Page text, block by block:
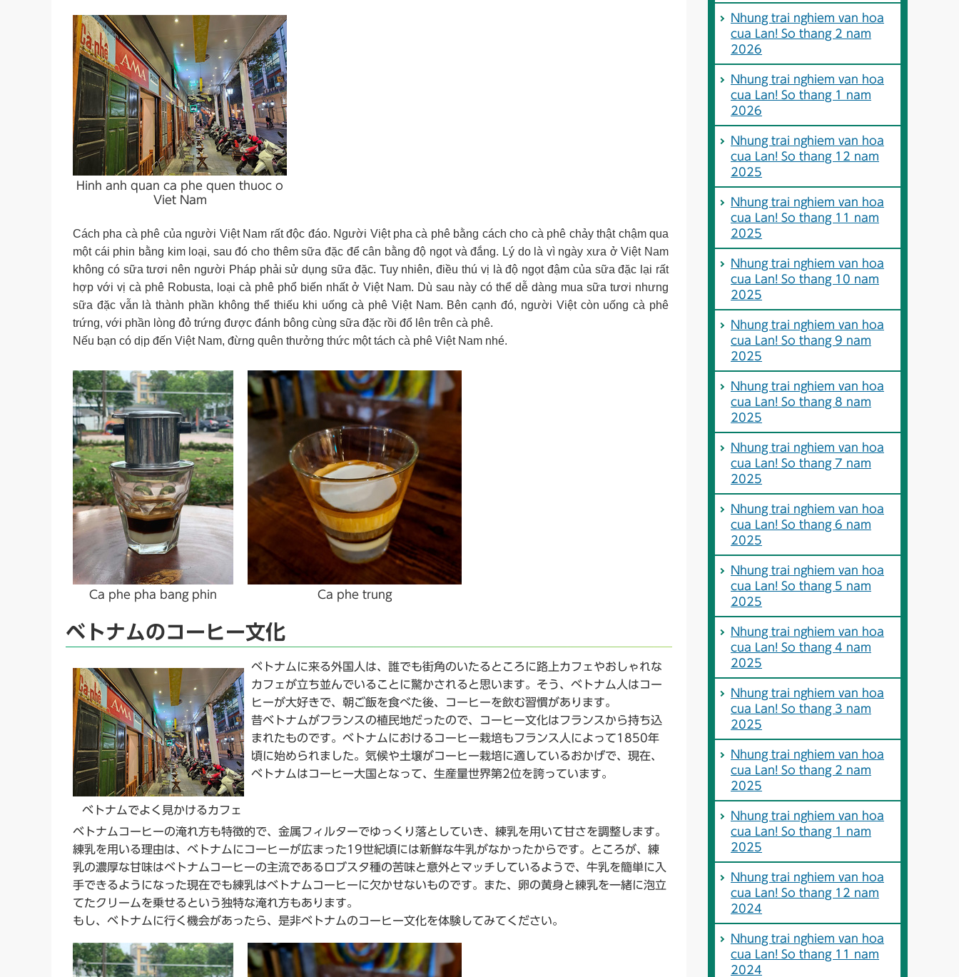
Hinh anh quan ca phe quen thuoc o
Viet Nam
Cách pha cà phê của người Việt Nam rất độc đáo. Người Việt pha cà phê bằng cách cho cà phê chảy thật chậm qua
một cái phin bằng kim loại, sau đó cho thêm sữa đặc để cân bằng độ ngọt và đắng. Lý do là vì ngày xưa ở Việt Nam
không có sữa tươi nên người Pháp phải sử dụng sữa đặc. Tuy nhiên, điều thú vị là độ ngọt đậm của sữa đặc lại rất
hợp với vị cà phê Robusta, loại cà phê phổ biến nhất ở Việt Nam. Dù sau này có thể dễ dàng mua sữa tươi nhưng
sữa đặc vẫn là thành phần không thể thiếu khi uống cà phê Việt Nam. Bên cạnh đó, người Việt còn uống cà phê
trứng, với phần lòng đỏ trứng được đánh bông cùng sữa đặc rồi đổ lên trên cà phê.
Nếu bạn có dịp đến Việt Nam, đừng quên thưởng thức một tách cà phê Việt Nam nhé.
Ca phe pha bang phin Ca phe trung
ベトナムのコーヒー文化
ベトナムでよく見かけるカフェ
ベトナムに来る外国人は、誰でも街角のいたるところに路上カフェやおしゃれな
カフェが立ち並んでいることに驚かされると思います。そう、ベトナム人はコー
ヒーが大好きで、朝ご飯を食べた後、コーヒーを飲む習慣があります。
昔ベトナムがフランスの植民地だったので、コーヒー文化はフランスから持ち込
まれたものです。ベトナムにおけるコーヒー栽培もフランス人によって1850年
頃に始められました。気候や土壌がコーヒー栽培に適しているおかげで、現在、
ベトナムはコーヒー大国となって、生産量世界第2位を誇っています。
ベトナムコーヒーの淹れ方も特徴的で、金属フィルターでゆっくり落としていき、練乳を用いて甘さを調整します。
練乳を用いる理由は、ベトナムにコーヒーが広まった19世紀頃には新鮮な牛乳がなかったからです。ところが、練
乳の濃厚な甘味はベトナムコーヒーの主流であるロブスタ種の苦味と意外とマッチしているようで、牛乳を簡単に入
手できるようになった現在でも練乳はベトナムコーヒーに欠かせないものです。また、卵の黄身と練乳を一緒に泡立
てたクリームを乗せるという独特な淹れ方もあります。
もし、ベトナムに行く機会があったら、是非ベトナムのコーヒー文化を体験してみてください。
Nhung trai nghiem van hoa
cua Lan! So thang 2 nam
2026
Nhung trai nghiem van hoa
cua Lan! So thang 1 nam
2026
Nhung trai nghiem van hoa
cua Lan! So thang 12 nam
2025
Nhung trai nghiem van hoa
cua Lan! So thang 11 nam
2025
Nhung trai nghiem van hoa
cua Lan! So thang 10 nam
2025
Nhung trai nghiem van hoa
cua Lan! So thang 9 nam
2025
Nhung trai nghiem van hoa
cua Lan! So thang 8 nam
2025
Nhung trai nghiem van hoa
cua Lan! So thang 7 nam
2025
Nhung trai nghiem van hoa
cua Lan! So thang 6 nam
2025
Nhung trai nghiem van hoa
cua Lan! So thang 5 nam
2025
Nhung trai nghiem van hoa
cua Lan! So thang 4 nam
2025
Nhung trai nghiem van hoa
cua Lan! So thang 3 nam
2025
Nhung trai nghiem van hoa
cua Lan! So thang 2 nam
2025
Nhung trai nghiem van hoa
cua Lan! So thang 1 nam
2025
Nhung trai nghiem van hoa
cua Lan! So thang 12 nam
2024
Nhung trai nghiem van hoa
cua Lan! So thang 11 nam
2024